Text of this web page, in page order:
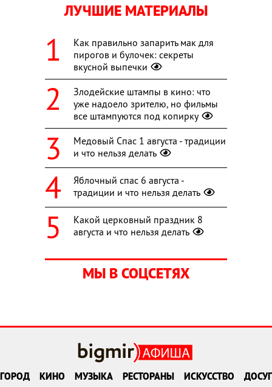
ЛУЧШИЕ МАТЕРИАЛЫ
Как правильно запарить мак для
пирогов и булочек: секреты
вкусной выпечки
Злодейские штампы в кино: что
уже надоело зрителю, но фильмы
все штампуются под копирку
Медовый Спас 1 августа - традиции
и что нельзя делать
Яблочный спас 6 августа -
традиции и что нельзя делать
Какой церковный праздник 8
августа и что нельзя делать
МЫ В СОЦСЕТЯХ
ГОРОД КИНО МУЗЫКА РЕСТОРАНЫ ИСКУССТВО ДОСУГ